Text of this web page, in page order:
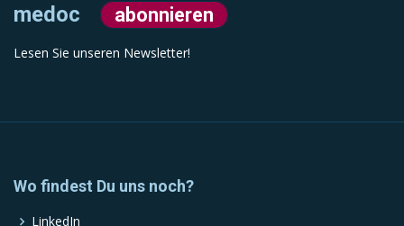
medoc abonnieren
Lesen Sie unseren Newsletter!
Wo findest Du uns noch?
LinkedIn